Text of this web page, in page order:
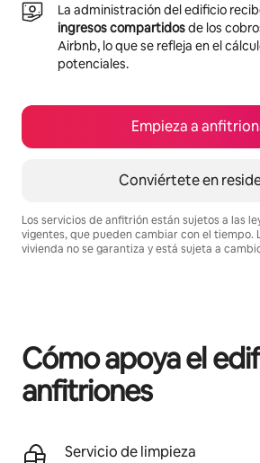
La administración del edificio
ingresos compartidosde los
Airbnb, lo que se refleja en el
potenciales.
Empieza a
Conviértete en
Los servicios de anfitrión están sujetos a las
vigentes, que pueden cambiar con el tiempo.
vivienda no se garantiza y está sujeta a
Cómo apoya el
anfitriones
Servicio de limpieza